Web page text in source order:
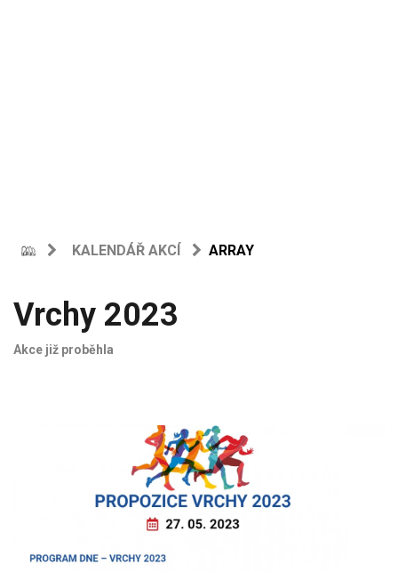
KALENDÁŘ AKCÍ ARRAY
Vrchy 2023
Akce již proběhla